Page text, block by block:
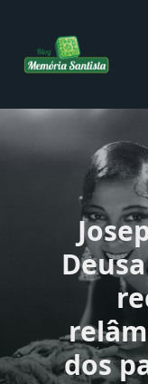
content
dos